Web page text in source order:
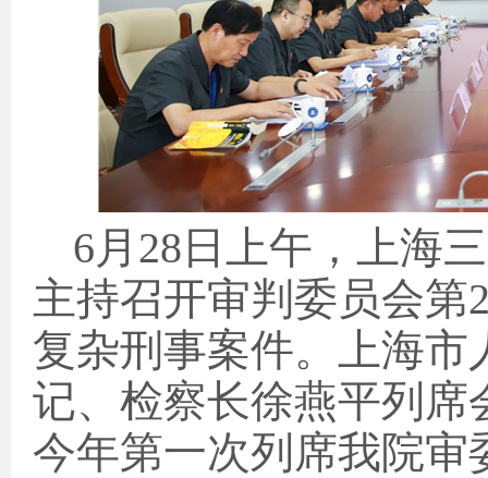
6月 28 日上午，上海
主持召开审判委员会第
复杂刑事案件。上海市
记、检察长徐燕平列席
今年第一次列席我院